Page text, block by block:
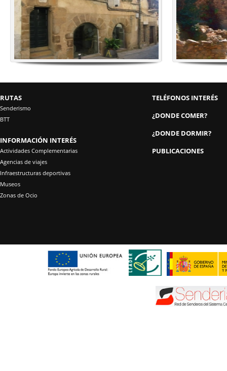
RUTAS
Senderismo
BTT
INFORMACIÓN INTERÉS
Actividades Complementarias
Agencias de viajes
Infraestructuras deportivas
Museos
Zonas de Ocio
TELÉFONOS INTERÉS
¿DONDE COMER?
¿DONDE DORMIR?
PUBLICACIONES